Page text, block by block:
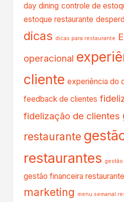
day dining controle de
estoque restaurante
dicas dicas para restaurante
operacional
cliente experiência do
feedback de clientes
fidelização de clientes
restaurante
restaurantes
gestão financeira restaurante
marketing menu semanal